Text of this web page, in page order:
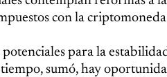
con la
para la
sumó, hay